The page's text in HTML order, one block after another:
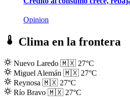
Opinion
Clima en la frontera
Nuevo Laredo 🇲🇽 27°C
Miguel Alemán 🇲🇽 27°C
Reynosa 🇲🇽 27°C
Río Bravo 🇲🇽 27°C